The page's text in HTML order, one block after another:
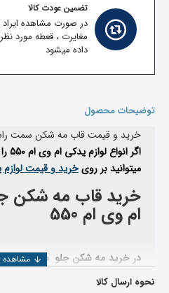
تضمین عودت کالا
در صورت مشاهده ایراد
مغایرت ، قعطه مورد
داده میشود
توضیحات محصول
خرید و قیمت قاب مه شکن سمت راست
میتوانید بر رویخرید و قیمت لوازم
خرید قاب مه شکن
ام وی ام 550
در خرید مه شکن جلو سمت راست
نحوه ارسال کالا